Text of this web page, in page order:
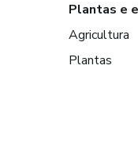
Plantas e
Agricultura
Plantas